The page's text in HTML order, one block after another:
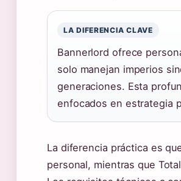
LA DIFERENCIA CLAVE
Bannerlord ofrece
solo manejan imperios
generaciones. Esta
enfocados en estrategia
La diferencia práctica es
personal, mientras que